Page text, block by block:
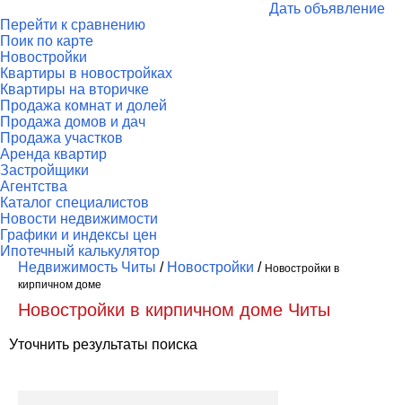
Дать объявление
Перейти к сравнению
Поик по карте
Новостройки
Квартиры в новостройках
Квартиры на вторичке
Продажа комнат и долей
Продажа домов и дач
Продажа участков
Аренда квартир
Застройщики
Агентства
Каталог специалистов
Новости недвижимости
Графики и индексы цен
Ипотечный калькулятор
Недвижимость Читы / Новостройки / Новостройки в
кирпичном доме
Новостройки в кирпичном доме Читы
Уточнить результаты поиска